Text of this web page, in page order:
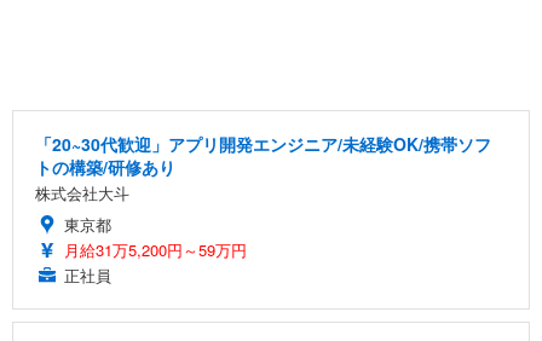
「20~30代歓迎」アプリ開発エンジニア/未経験OK/携帯ソフ
トの構築/研修あり
株式会社大斗
東京都
月給31万5,200円～59万円
正社員